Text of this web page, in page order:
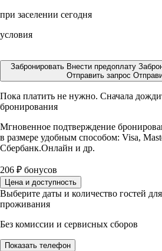
при заселении сегодня
условия
Забронировать Внести предоплату
Отправить запрос
Пока платить не нужно. Сначала
бронирования
Мгновенное подтверждение
в размере удобным способом: Visa,
Сбербанк.Онлайн и др.
206 ₽ бонусов
Цена и доступность
Выберите даты и количество гостей
проживания
Без комиссии и сервисных сборов
Показать телефон